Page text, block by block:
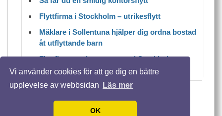
Vi använder cookies för att ge dig en bättre
upplevelse av webbsidan
Läs mer
OK
Flyttfirma i Stockholm – utrikesflytt
Mäklare i Sollentuna hjälper dig ordna bostad
åt utflyttande barn
Flyttfirma tar bort stressen i Stockholm
© 2026 Flyttafrånsverige.se. Alla rättigheter
förbehållna.